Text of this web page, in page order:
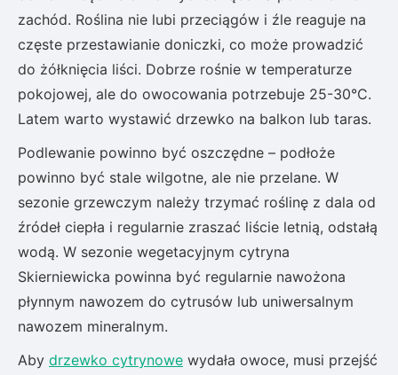
zachód. Roślina nie lubi przeciągów i źle reaguje na
częste przestawianie doniczki, co może prowadzić
do żółknięcia liści. Dobrze rośnie w temperaturze
pokojowej, ale do owocowania potrzebuje 25-30°C.
Latem warto wystawić drzewko na balkon lub taras.
Podlewanie powinno być oszczędne – podłoże
powinno być stale wilgotne, ale nie przelane. W
sezonie grzewczym należy trzymać roślinę z dala od
źródeł ciepła i regularnie zraszać liście letnią, odstałą
wodą. W sezonie wegetacyjnym cytryna
Skierniewicka powinna być regularnie nawożona
płynnym nawozem do cytrusów lub uniwersalnym
nawozem mineralnym.
Aby drzewko cytrynowe wydała owoce, musi przejść